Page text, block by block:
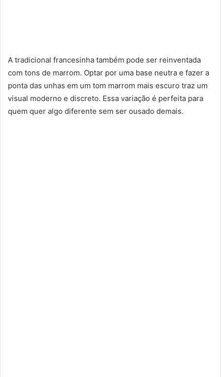
A tradicional francesinha também pode ser reinventada
com tons de marrom. Optar por uma base neutra e fazer a
ponta das unhas em um tom marrom mais escuro traz um
visual moderno e discreto. Essa variação é perfeita para
quem quer algo diferente sem ser ousado demais.